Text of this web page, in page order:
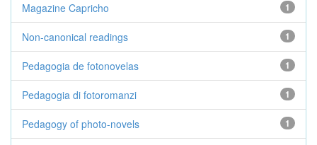
1
Magazine Capricho
1
Non-canonical readings
1
Pedagogia de fotonovelas
1
Pedagogia di fotoromanzi
1
Pedagogy of photo-novels